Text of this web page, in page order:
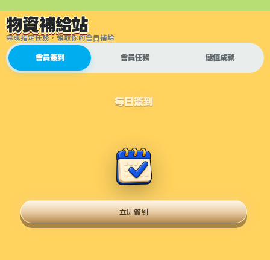
物資補給站
完成指定任務，領取你的會員補給
會員簽到 會員任務 儲值成就
每日簽到
立即簽到